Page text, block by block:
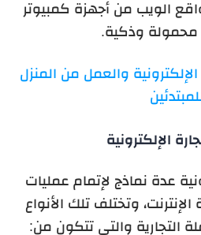
الويب من أجهزة كمبيوتر
وذكية.
الإلكترونية والعمل من المنزل
الإلكترونية
عدة نماذج لإتمام عمليات
وتختلف تلك الأنواع
التجارية والتي تتكون من: